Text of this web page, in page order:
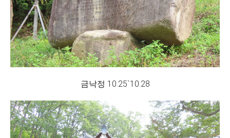
금낙정 10.25`10.28